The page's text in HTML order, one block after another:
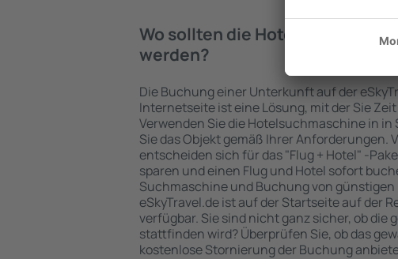
Wo sollten die Hotels in in Suria
werden?
Die Buchung einer Unterkunft auf der
Internetseite ist eine Lösung, mit der Sie
Verwenden Sie die Hotelsuchmaschine in in
Sie das Objekt gemäß Ihrer Anforderungen.
entscheiden sich für das "Flug + Hotel" -
sparen und einen Flug und Hotel sofort
Suchmaschine und Buchung von günstigen
eSkyTravel.de ist auf der Startseite auf der
verfügbar. Sie sind nicht ganz sicher, ob die
stattfinden wird? Überprüfen Sie, ob das
kostenlose Stornierung der Buchung